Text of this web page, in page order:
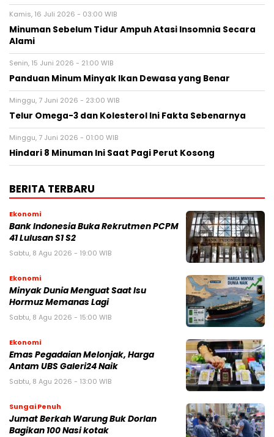
Kamis, 16 Juli 2026 - 03:00 WIB
Minuman Sebelum Tidur Ampuh Atasi Insomnia Secara
Alami
Senin, 15 Juni 2026 - 21:00 WIB
Panduan Minum Minyak Ikan Dewasa yang Benar
Minggu, 7 Juni 2026 - 23:00 WIB
Telur Omega-3 dan Kolesterol Ini Fakta Sebenarnya
Minggu, 7 Juni 2026 - 01:00 WIB
Hindari 8 Minuman Ini Saat Pagi Perut Kosong
BERITA TERBARU
Ekonomi
Bank Indonesia Buka Rekrutmen PCPM
41 Lulusan S1 S2
Sabtu, 8 Agu 2026 - 19:00 WIB
Ekonomi
Minyak Dunia Menguat Saat Isu
Hormuz Memanas Lagi
Sabtu, 8 Agu 2026 - 15:00 WIB
Ekonomi
Emas Pegadaian Melonjak, Harga
Antam UBS Galeri24 Naik
Sabtu, 8 Agu 2026 - 13:00 WIB
Sungai Penuh
Jumat Berkah Warung Buk Dorlan
Bagikan 100 Nasi kotak